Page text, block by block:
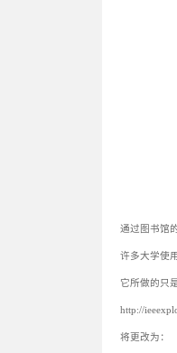
通过图书馆
许多大学使
它所做的只
http://
将更改为：